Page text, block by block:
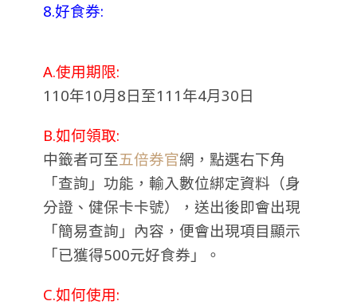
8.好食券:
A.使用期限:
110年10月8日至111年4月30日
B.如何領取:
中籤者可至五倍券官網，點選右下角
「查詢」功能，輸入數位綁定資料（身
分證、健保卡卡號），送出後即會出現
「簡易查詢」內容，便會出現項目顯示
「已獲得500元好食券」。
C.如何使用: